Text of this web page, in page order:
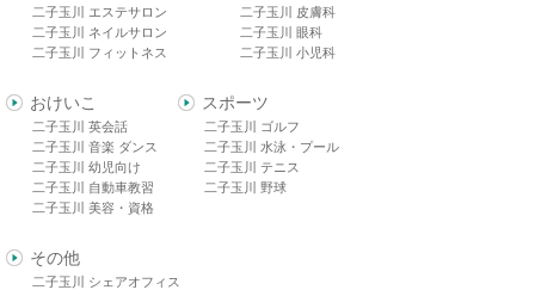
二子玉川 エステサロン
二子玉川 ネイルサロン
二子玉川 フィットネス
二子玉川 皮膚科
二子玉川 眼科
二子玉川 小児科
おけいこ
二子玉川 英会話
二子玉川 音楽 ダンス
二子玉川 幼児向け
二子玉川 自動車教習
二子玉川 美容・資格
スポーツ
二子玉川 ゴルフ
二子玉川 水泳・プール
二子玉川 テニス
二子玉川 野球
その他
二子玉川 シェアオフィス